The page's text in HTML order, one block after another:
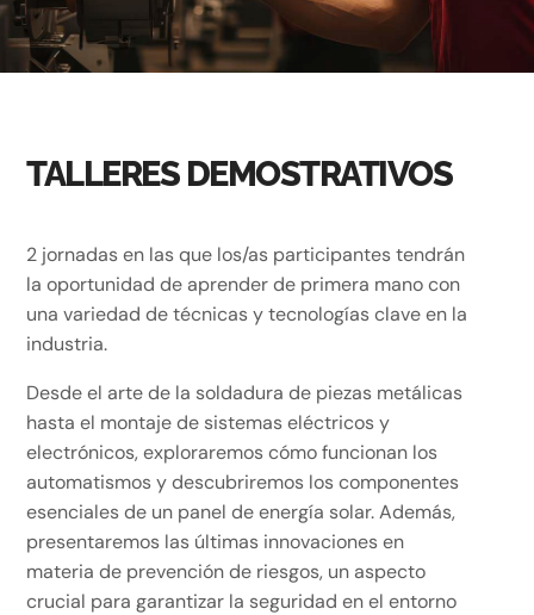
TALLERES DEMOSTRATIVOS
2 jornadas en las que los/as participantes tendrán
la oportunidad de aprender de primera mano con
una variedad de técnicas y tecnologías clave en la
industria.
Desde el arte de la soldadura de piezas metálicas
hasta el montaje de sistemas eléctricos y
electrónicos, exploraremos cómo funcionan los
automatismos y descubriremos los componentes
esenciales de un panel de energía solar. Además,
presentaremos las últimas innovaciones en
materia de prevención de riesgos, un aspecto
crucial para garantizar la seguridad en el entorno